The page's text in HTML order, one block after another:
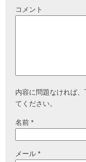
コメント
内容に問題なければ
てください。
名前*
メール*